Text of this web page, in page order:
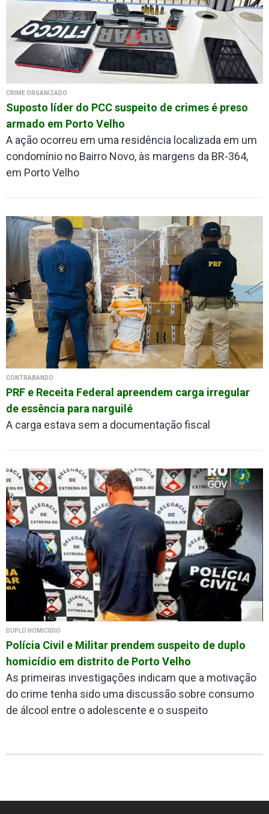
CRIME ORGANIZADO
Suposto líder do PCC suspeito de crimes é preso
armado em Porto Velho
A ação ocorreu em uma residência localizada em um
condomínio no Bairro Novo, às margens da BR-364,
em Porto Velho
CONTRABANDO
PRF e Receita Federal apreendem carga irregular
de essência para narguilé
A carga estava sem a documentação fiscal
DUPLO HOMICÍDIO
Polícia Civil e Militar prendem suspeito de duplo
homicídio em distrito de Porto Velho
As primeiras investigações indicam que a motivação
do crime tenha sido uma discussão sobre consumo
de álcool entre o adolescente e o suspeito